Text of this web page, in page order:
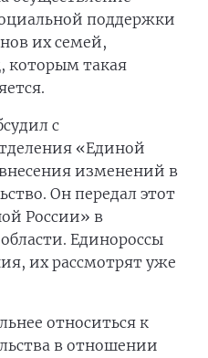
поддержки
их семей,
которым такая
с
«Единой
изменений в
Он передал этот
России» в
Единороссы
их рассмотрят уже
относиться к
в отношении